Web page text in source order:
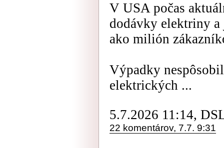
V USA počas
dodávky elektriny
ako milión
Výpadky
elektrických ...
5.7.2026 11:14,
22 komentárov, 7.7. 9:31